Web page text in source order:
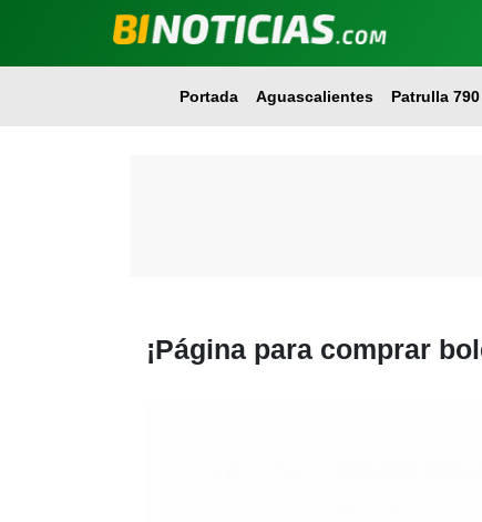
Portada Aguascalientes Patrulla 790
¡Página para comprar